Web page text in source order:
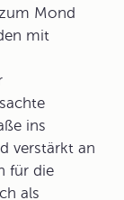
Mond
mit
ins
verstärkt an
für die
als